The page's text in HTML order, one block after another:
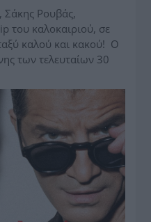
Σάκης Ρουβάς,
του καλοκαιριού, σε
καλού και κακού! Ο
των τελευταίων 30